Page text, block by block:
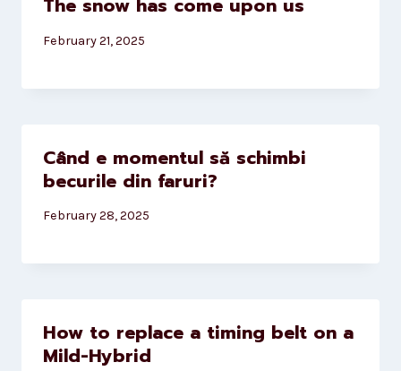
The snow has come upon us
February 21, 2025
Când e momentul să schimbi
becurile din faruri?
February 28, 2025
How to replace a timing belt on a
Mild-Hybrid